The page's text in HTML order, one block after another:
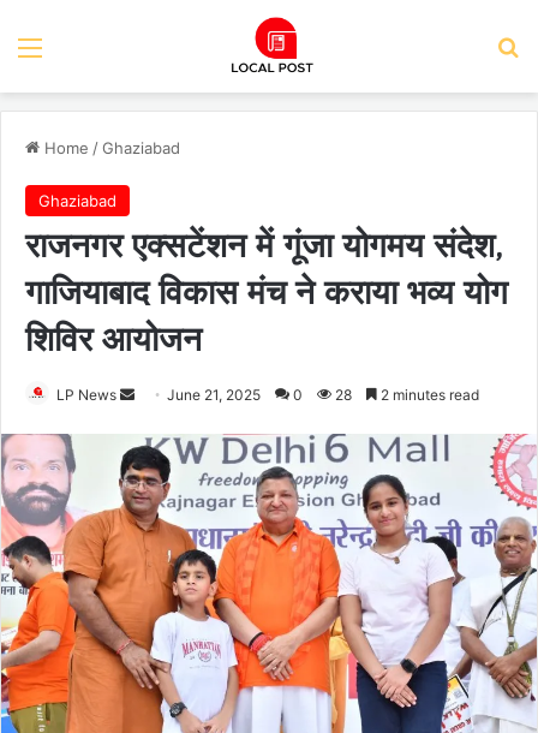
Menu
Home /Ghaziabad
Ghaziabad
राजनगर एक्सटेंशन में गूंजा योगमय संदेश,
गाजियाबाद विकास मंच ने कराया भव्य योग
शिविर आयोजन
LP News
Send
email
June 21, 2025 0 28 2 minutes read